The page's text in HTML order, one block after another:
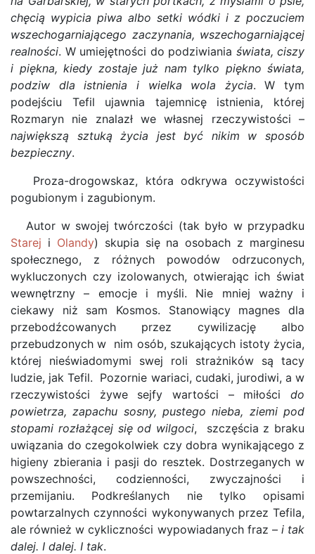
chęcią wypicia piwa albo setki wódki i z poczuciem
wszechogarniającego zaczynania, wszechogarniającej
realności. W umiejętności do podziwiania świata, ciszy
i piękna, kiedy zostaje już nam tylko piękno świata,
podziw dla istnienia i wielka wola życia. W tym
podejściu Tefil ujawnia tajemnicę istnienia, której
Rozmaryn nie znalazł we własnej rzeczywistości –
największą sztuką życia jest być nikim w sposób
bezpieczny.
Proza-drogowskaz, która odkrywa oczywistości
pogubionym i zagubionym.
Autor w swojej twórczości (tak było w przypadku
Starej i Olandy) skupia się na osobach z marginesu
społecznego, z różnych powodów odrzuconych,
wykluczonych czy izolowanych, otwierając ich świat
wewnętrzny – emocje i myśli. Nie mniej ważny i
ciekawy niż sam Kosmos. Stanowiący magnes dla
przebodźcowanych przez cywilizację albo
przebudzonych w nim osób, szukających istoty życia,
której nieświadomymi swej roli strażników są tacy
ludzie, jak Tefil. Pozornie wariaci, cudaki, jurodiwi, a w
rzeczywistości żywe sejfy wartości – miłości do
powietrza, zapachu sosny, pustego nieba, ziemi pod
stopami rozłażącej się od wilgoci, szczęścia z braku
uwiązania do czegokolwiek czy dobra wynikającego z
higieny zbierania i pasji do resztek. Dostrzeganych w
powszechności, codzienności, zwyczajności i
przemijaniu. Podkreślanych nie tylko opisami
powtarzalnych czynności wykonywanych przez Tefila,
ale również w cykliczności wypowiadanych fraz – i tak
dalej. I dalej. I tak.